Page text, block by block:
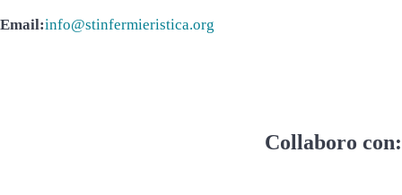
Email:info@stinfermieristica.org
Collaboro con: